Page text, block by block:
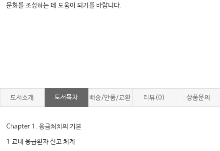
문화를 조성하는 데 도움이 되기를 바랍니다.
도서소개 도서목차 배송/반품/교환 리뷰(0) 상품문의
Chapter 1. 응급처치의 기본
1 교내 응급환자 신고 체계